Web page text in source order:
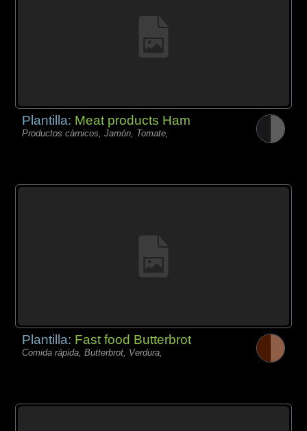
Plantilla: Meat products Ham
Productos càrnicos, Jamón, Tomate,
Plantilla: Fast food Butterbrot
Comida rápida, Butterbrot, Verdura,